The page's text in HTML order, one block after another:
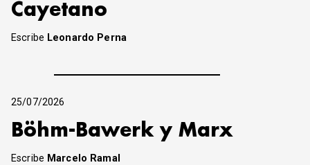
Cayetano
Escribe Leonardo Perna
25/07/2026
Böhm-Bawerk y Marx
Escribe Marcelo Ramal